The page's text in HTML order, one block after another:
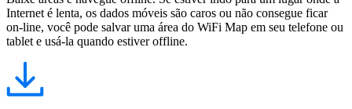
Internet é lenta, os dados móveis são caros ou não consegue ficar
on-line, você pode salvar uma área do WiFi Map em seu telefone ou
tablet e usá-la quando estiver offline.